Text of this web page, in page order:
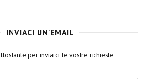
INVIACI UN'EMAIL
per inviarci le vostre richieste